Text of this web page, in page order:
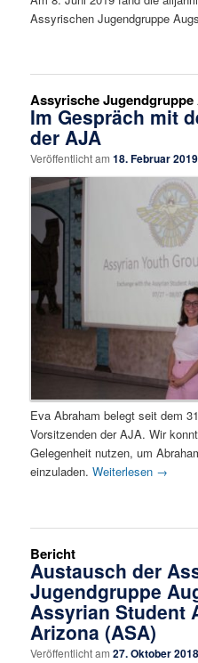
Assyrischen Jugendgruppe
Assyrische
Im Gespräch mit
der AJA
Veröffentlicht am18. Februar 2019
Eva Abraham belegt seit dem
Vorsitzenden der AJA. Wir
Gelegenheit nutzen, um
einzuladen.Weiterlesen →
Bericht
Austausch der
Jugendgruppe
Assyrian Student
Arizona (ASA)
Veröffentlicht am27. Oktober 2018